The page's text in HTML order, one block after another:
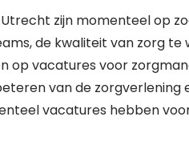
zijn momenteel op
de kwaliteit van zorg
op vacatures voor
van de
vacatures hebben